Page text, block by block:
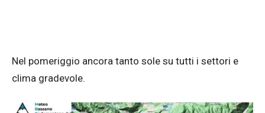
Nel pomeriggio ancora tanto sole su tutti i settori e
clima gradevole.